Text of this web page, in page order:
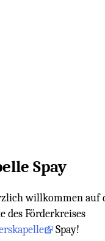
Spay
willkommen auf
des Förderkreises
Spay!